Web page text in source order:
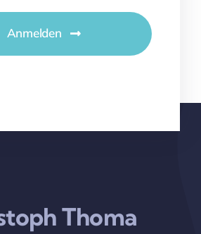
Anmelden
Thoma